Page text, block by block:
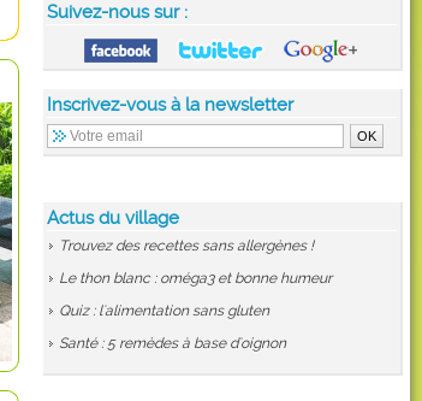
Suivez-nous sur :
Inscrivez-vous à la newsletter
Actus du village
Trouvez des recettes sans allergènes !
Le thon blanc : oméga3 et bonne humeur
Quiz : l'alimentation sans gluten
Santé : 5 remèdes à base d'oignon